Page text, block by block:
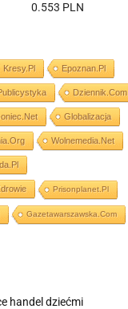
0.553 PLN
Kresy.pl Epoznan.pl
Dziennik.com
Globalizacja
Wolnemedia.net
Prisonplanet.pl
Gazetawarszawska.com
handel dziećmi